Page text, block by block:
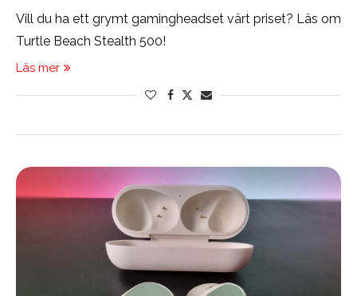
Vill du ha ett grymt gamingheadset värt priset? Läs om
Turtle Beach Stealth 500!
Läs mer